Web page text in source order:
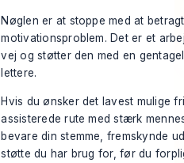
Nøglen er at stoppe med at
motivationsproblem. Det er et
vej og støtter den med en
lettere.
Hvis du ønsker det lavest mulige
assisterede rute med stærk
bevare din stemme, fremskynde
støtte du har brug for, før du